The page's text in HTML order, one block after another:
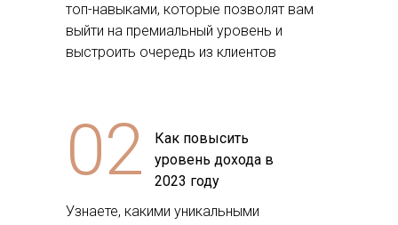
топ-навыками, которые позволят вам
выйти на премиальный уровень и
выстроить очередь из клиентов
02
Узнаете, какими уникальными
Как повысить
уровень дохода в
2023 году